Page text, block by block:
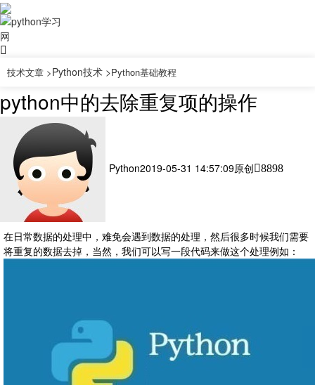
技术文章 >Python技术 >Python基础教程
python中的去除重复项的操作
Python2019-05-31 14:57:09原创 8898
在日常数据的处理中，难免会遇到数据的处理，然后很多时候我们需要
将重复的数据去掉，当然，我们可以写一段代码来做这个处理例如：